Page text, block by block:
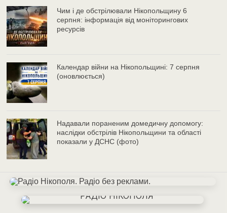
Чим і де обстрілювали Нікопольщину 6
серпня: інформація від моніторингових
ресурсів
Календар війни на Нікопольщині: 7 серпня
(оновлюється)
Надавали пораненим домедичну допомогу:
наслідки обстрілів Нікопольщини та області
показали у ДСНС (фото)